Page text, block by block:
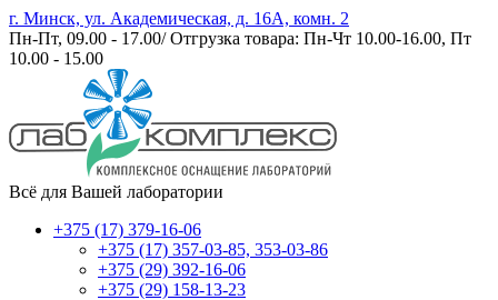
г. Минск, ул. Академическая, д. 16А, комн. 2
Пн-Пт, 09.00 - 17.00/ Отгрузка товара: Пн-Чт 10.00-16.00, Пт
10.00 - 15.00
Всё для Вашей лаборатории
+375 (17) 379-16-06
+375 (17) 357-03-85, 353-03-86
+375 (29) 392-16-06
+375 (29) 158-13-23